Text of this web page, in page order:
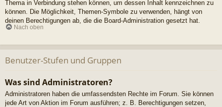
Thema in Verbindung stehen können, um dessen Inhalt kennzeichnen zu
können. Die Möglichkeit, Themen-Symbole zu verwenden, hängt von
deinen Berechtigungen ab, die die Board-Administration gesetzt hat.
Nach oben
Benutzer-Stufen und Gruppen
Was sind Administratoren?
Administratoren haben die umfassendsten Rechte im Forum. Sie können
jede Art von Aktion im Forum ausführen; z. B. Berechtigungen setzen,